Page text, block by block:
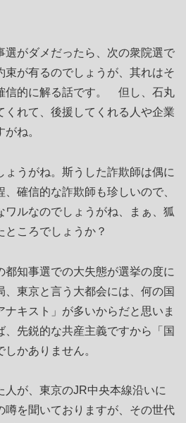
がダメだったら、次の衆院選で
束が有るのでしょうが、其れはそ
信的に解る話です。 但し、石丸
くれて、後援してくれる人や企業
ね。
うがね。斯うした詐欺師は偶に
確信的な詐欺師も珍しいので、
ワルなのでしょうがね、まぁ、狐
ころでしょうか？
知事選での大失態が選挙の度に
東京と言う大都会には、何の国
ナキスト」が多いからだと思いま
先鋭的な共産主義ですから「国
かありません。
が、東京のJR中央本線沿いに
噂を聞いておりますが、その世代